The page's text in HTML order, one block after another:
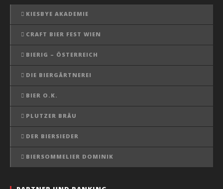
KIESBYE AKADEMIE
CRAFT BIER FEST WIEN
BIERIG – ÖSTERREICH
DIE BIERGÄRTNEREI
BIER O.K.
PLUTZER BRÄU
DER BIERSIEDER
BIERSOMMELIER DOMINIK